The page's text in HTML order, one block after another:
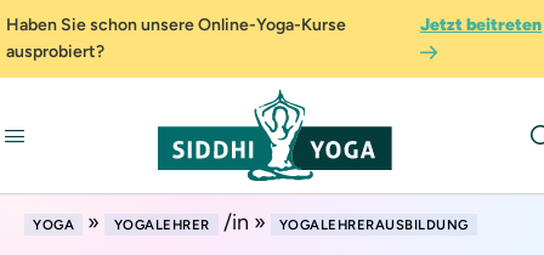
Haben Sie schon unsere Online-Yoga-Kurse
ausprobiert?
Jetzt beitreten
YOGA » YOGALEHRER /in » YOGALEHRERAUSBILDUNG